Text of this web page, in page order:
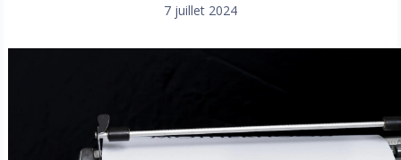
7 juillet 2024